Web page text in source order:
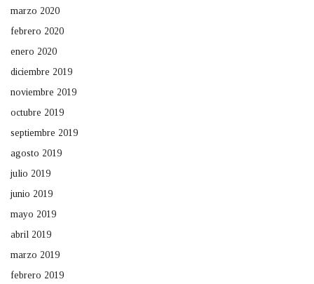
marzo 2020
febrero 2020
enero 2020
diciembre 2019
noviembre 2019
octubre 2019
septiembre 2019
agosto 2019
julio 2019
junio 2019
mayo 2019
abril 2019
marzo 2019
febrero 2019